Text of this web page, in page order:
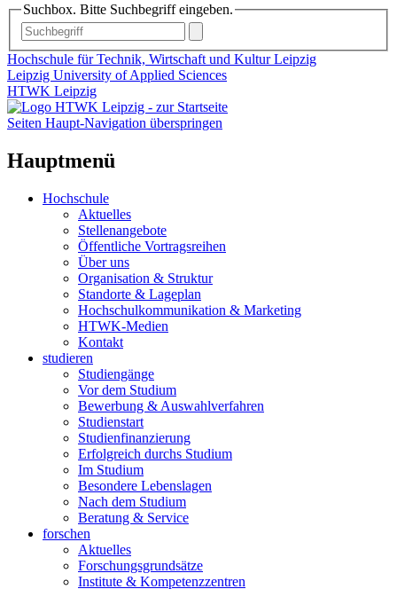
Suchbox. Bitte Suchbegriff eingeben.
Hochschule für Technik, Wirtschaft und Kultur Leipzig
Leipzig University of Applied Sciences
HTWK Leipzig
Seiten Haupt-Navigation überspringen
Hauptmenü
Hochschule
Aktuelles
Stellenangebote
Öffentliche Vortragsreihen
Über uns
Organisation & Struktur
Standorte & Lageplan
Hochschulkommunikation & Marketing
HTWK-Medien
Kontakt
studieren
Studiengänge
Vor dem Studium
Bewerbung & Auswahlverfahren
Studienstart
Studienfinanzierung
Erfolgreich durchs Studium
Im Studium
Besondere Lebenslagen
Nach dem Studium
Beratung & Service
forschen
Aktuelles
Forschungsgrundsätze
Institute & Kompetenzzentren